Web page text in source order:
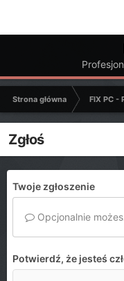
Strona główna FIX PC -
Zgłoś
Twoje zgłoszenie
Opcjonalnie
Potwierdź, że jesteś